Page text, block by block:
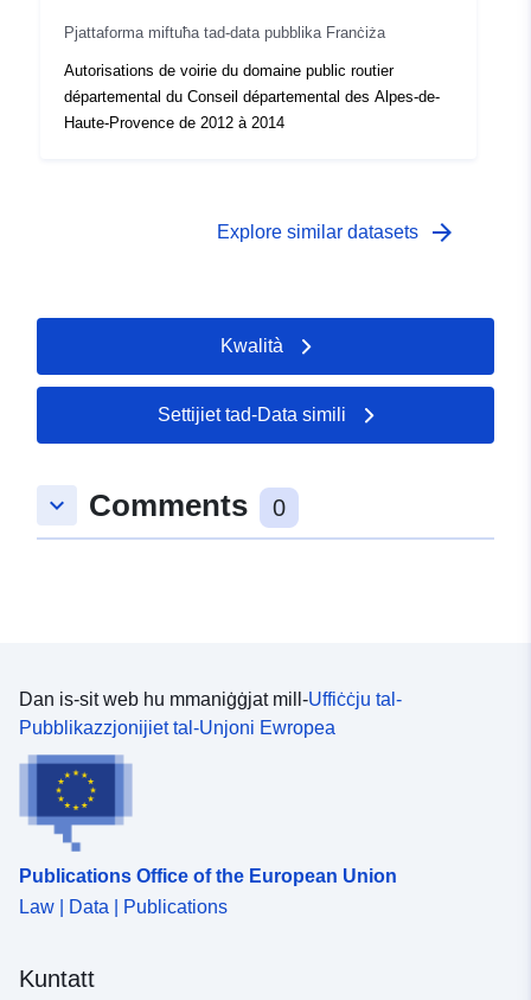
Pjattaforma miftuħa tad-data pubblika Franċiża
Autorisations de voirie du domaine public routier
départemental du Conseil départemental des Alpes-de-
Haute-Provence de 2012 à 2014
Explore similar datasets arrow_forward
Kwalità
Settijiet tad-Data simili
keyboard_arrow_down Comments 0
Dan is-sit web hu mmaniġġjat mill-Uffiċċju tal-
Pubblikazzjonijiet tal-Unjoni Ewropea
Publications Office of the European Union
Law | Data | Publications
Kuntatt